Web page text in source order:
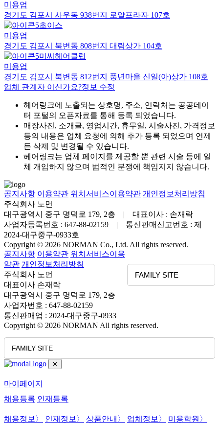
미용업
경기도 김포시 사우동 938번지 로얄프라자 107호
초이스
미용업
경기도 김포시 북변동 808번지 대림상가 104호
미씨헤어클럽
미용업
경기도 김포시 북변동 812번지 풍년마을 신일(아)상가 108호
업체 관계자 이신가요?정보 수정
헤어링크에 노출되는 상호명, 주소, 연락처는 공공데이
터 포털의 오픈자료를 통해 등록 되었습니다.
매장사진, 소개글, 영업시간, 휴무일, 시술사진, 가격정보
등의 내용은 업체 요청에 의해 추가 등록 되었으며 언제
든 삭제 및 변경될 수 있습니다.
헤어링크는 업체 페이지를 제공할 뿐 관련 시술 등에 일
체 개입하지 않으며 법적인 분쟁에 책임지지 않습니다.
공지사항 이용약관 위치서비스이용약관 개인정보처리방침
주식회사 노먼
대구광역시 중구 명덕로 179, 2층 | 대표이사 : 손재락
사업자등록번호 : 647-88-02159 | 통신판매신고번호 : 제
2024-대구중구-0933호
Copyright © 2026 NORMAN Co., Ltd. All rights reserved.
FAMILY SITE
공지사항 이용약관 위치서비스이용
약관 개인정보처리방침
주식회사 노먼
대표이사 손재락
대구광역시 중구 명덕로 179, 2층
사업자번호 : 647-88-02159
통신판매업 : 2024-대구중구-0933
Copyright © 2026 NORMAN All rights reserved.
FAMILY SITE
✕
마이페이지
채용등록 인재등록
채용정보 〉 인재정보 〉 상품안내 〉 업체정보 〉 미용학원 〉